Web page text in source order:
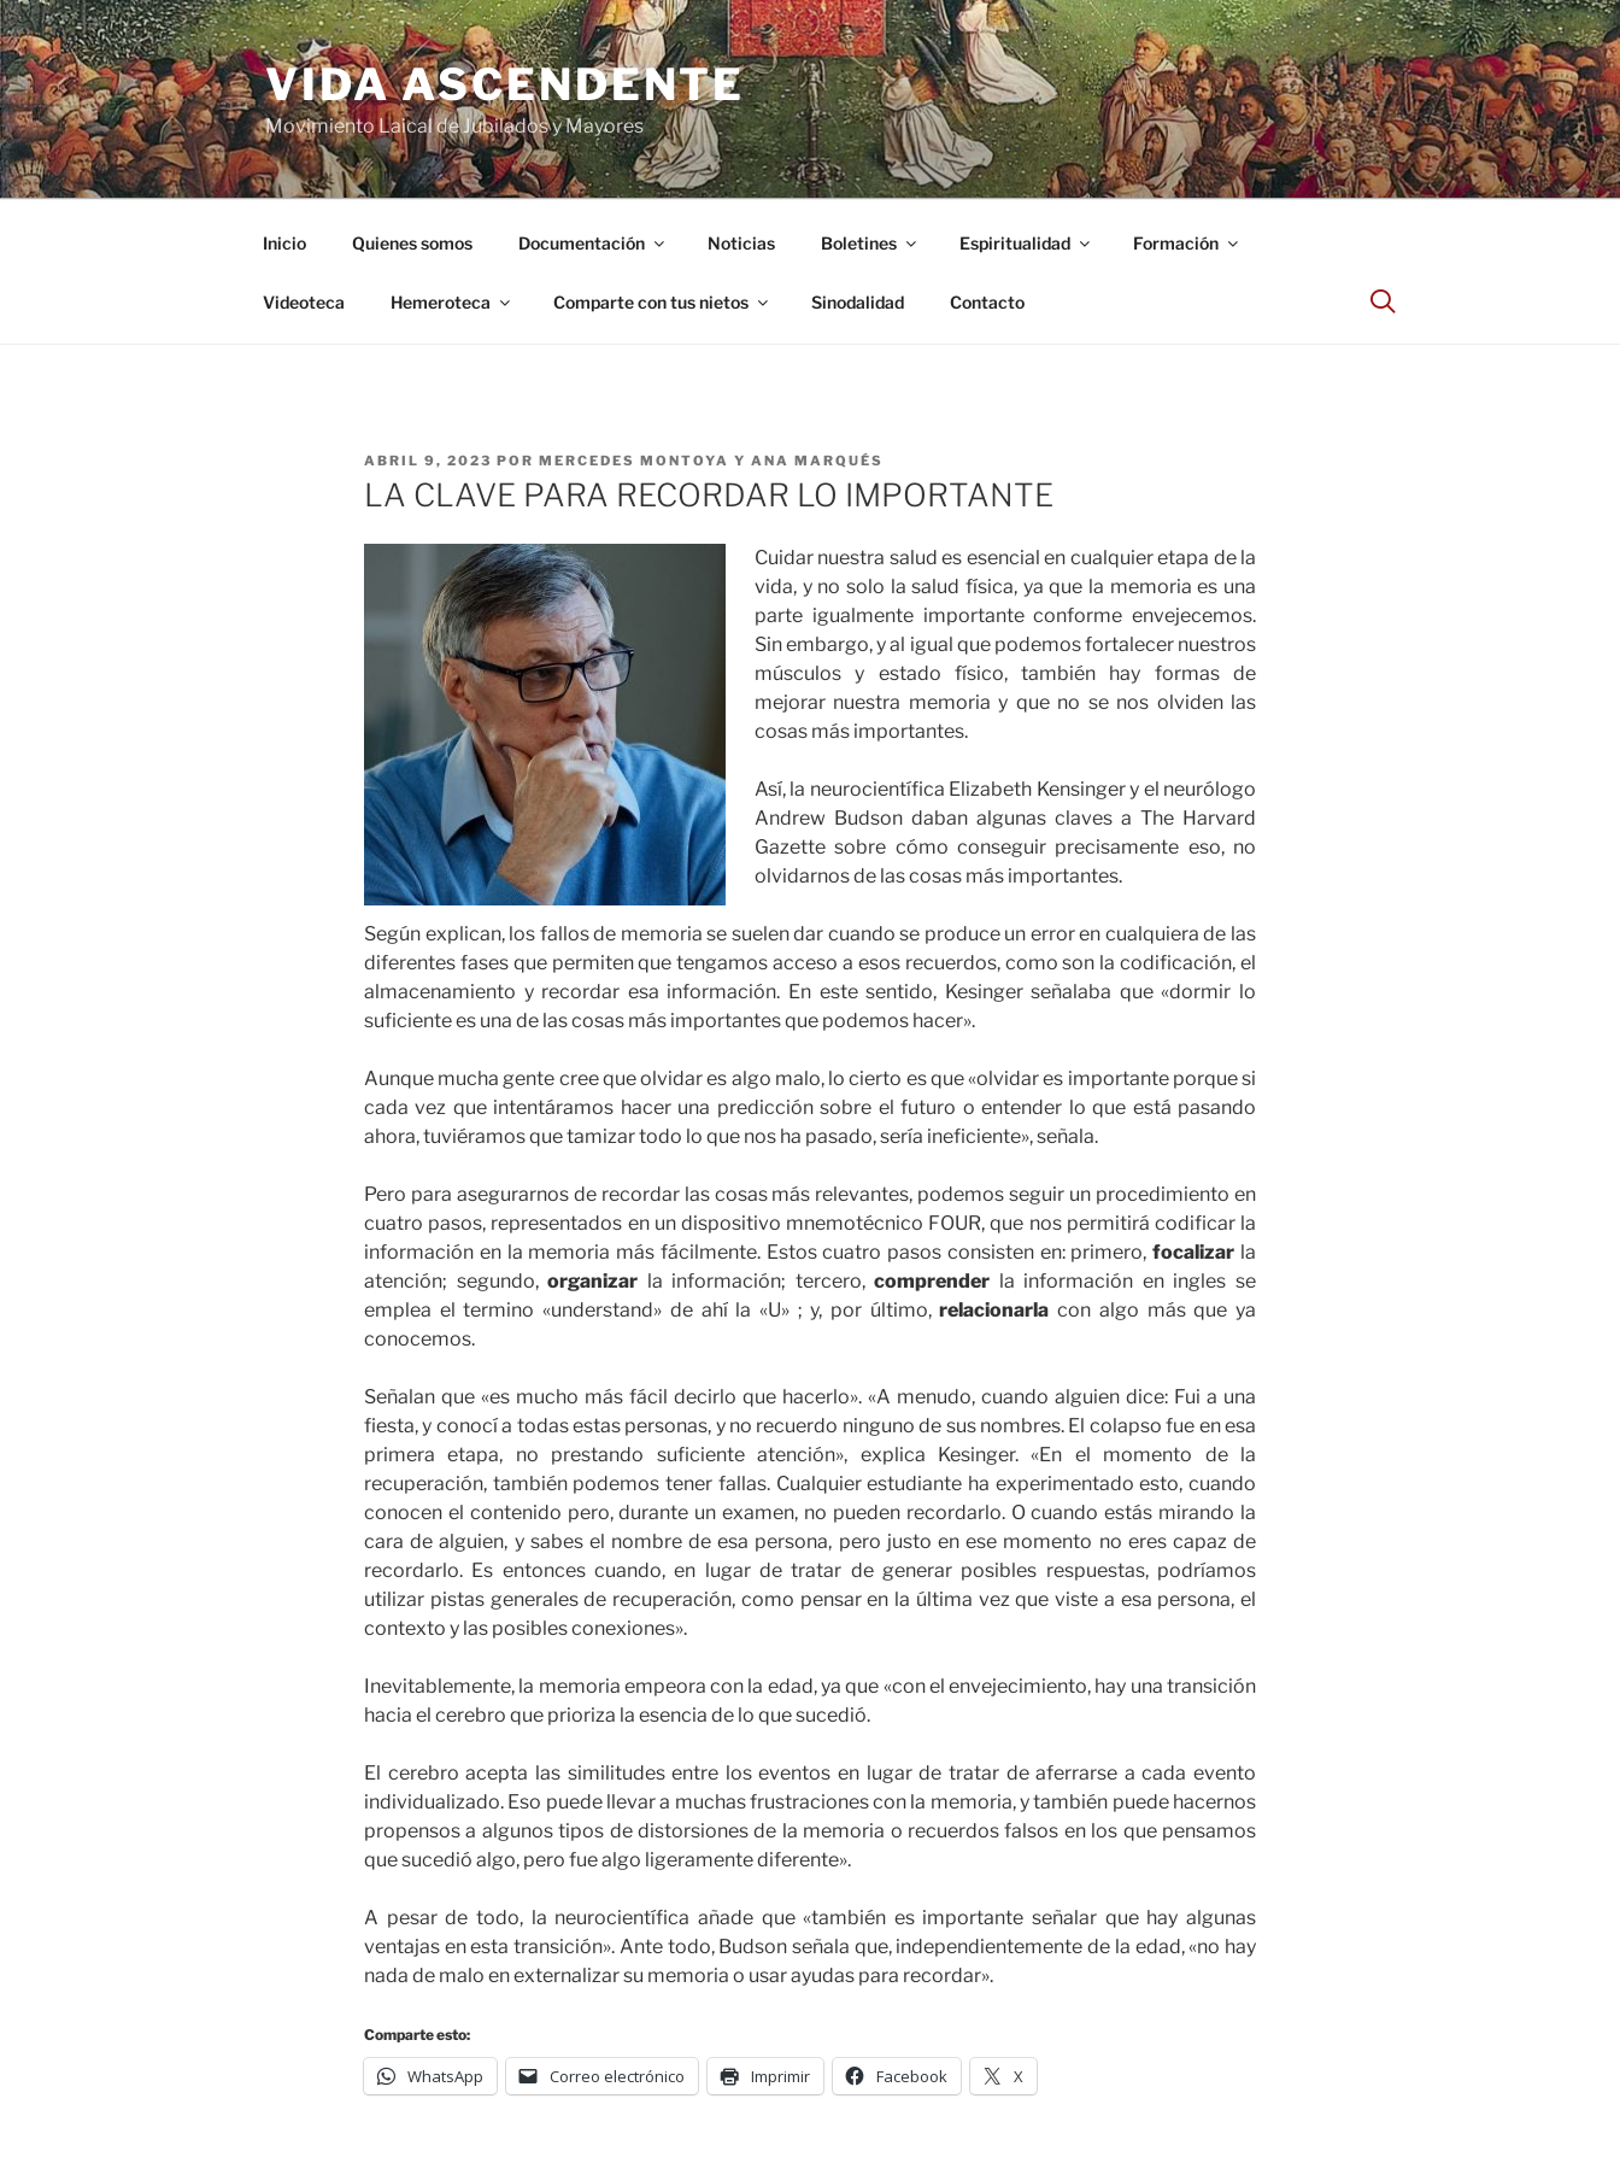
VIDA ASCENDENTE
Movimiento Laical de Jubilados y Mayores
Inicio Quienes somos Documentación Noticias Boletines Espiritualidad Formación
Videoteca Hemeroteca Comparte con tus nietos Sinodalidad Contacto
ABRIL 9, 2023 POR MERCEDES MONTOYA Y ANA MARQUÉS
LA CLAVE PARA RECORDAR LO IMPORTANTE
Cuidar nuestra salud es esencial en cualquier etapa de la
vida, y no solo la salud física, ya que la memoria es una
parte igualmente importante conforme envejecemos.
Sin embargo, y al igual que podemos fortalecer nuestros
músculos y estado físico, también hay formas de
mejorar nuestra memoria y que no se nos olviden las
cosas más importantes.
Así, la neurocientífica Elizabeth Kensinger y el neurólogo
Andrew Budson daban algunas claves a The Harvard
Gazette sobre cómo conseguir precisamente eso, no
olvidarnos de las cosas más importantes.
Según explican, los fallos de memoria se suelen dar cuando se produce un error en cualquiera de las
diferentes fases que permiten que tengamos acceso a esos recuerdos, como son la codificación, el
almacenamiento y recordar esa información. En este sentido, Kesinger señalaba que «dormir lo
suficiente es una de las cosas más importantes que podemos hacer».
Aunque mucha gente cree que olvidar es algo malo, lo cierto es que «olvidar es importante porque si
cada vez que intentáramos hacer una predicción sobre el futuro o entender lo que está pasando
ahora, tuviéramos que tamizar todo lo que nos ha pasado, sería ineficiente», señala.
Pero para asegurarnos de recordar las cosas más relevantes, podemos seguir un procedimiento en
cuatro pasos, representados en un dispositivo mnemotécnico FOUR, que nos permitirá codificar la
información en la memoria más fácilmente. Estos cuatro pasos consisten en: primero,focalizar la
atención; segundo,organizar la información; tercero,comprender la información en ingles se
emplea el termino «understand» de ahí la «U» ; y, por último,relacionarla con algo más que ya
conocemos.
Señalan que «es mucho más fácil decirlo que hacerlo». «A menudo, cuando alguien dice: Fui a una
fiesta, y conocí a todas estas personas, y no recuerdo ninguno de sus nombres. El colapso fue en esa
primera etapa, no prestando suficiente atención», explica Kesinger. «En el momento de la
recuperación, también podemos tener fallas. Cualquier estudiante ha experimentado esto, cuando
conocen el contenido pero, durante un examen, no pueden recordarlo. O cuando estás mirando la
cara de alguien, y sabes el nombre de esa persona, pero justo en ese momento no eres capaz de
recordarlo. Es entonces cuando, en lugar de tratar de generar posibles respuestas, podríamos
utilizar pistas generales de recuperación, como pensar en la última vez que viste a esa persona, el
contexto y las posibles conexiones».
Inevitablemente, la memoria empeora con la edad, ya que «con el envejecimiento, hay una transición
hacia el cerebro que prioriza la esencia de lo que sucedió.
El cerebro acepta las similitudes entre los eventos en lugar de tratar de aferrarse a cada evento
individualizado. Eso puede llevar a muchas frustraciones con la memoria, y también puede hacernos
propensos a algunos tipos de distorsiones de la memoria o recuerdos falsos en los que pensamos
que sucedió algo, pero fue algo ligeramente diferente».
A pesar de todo, la neurocientífica añade que «también es importante señalar que hay algunas
ventajas en esta transición». Ante todo, Budson señala que, independientemente de la edad, «no hay
nada de malo en externalizar su memoria o usar ayudas para recordar».
Comparte esto:
WhatsApp Correo electrónico Imprimir Facebook X